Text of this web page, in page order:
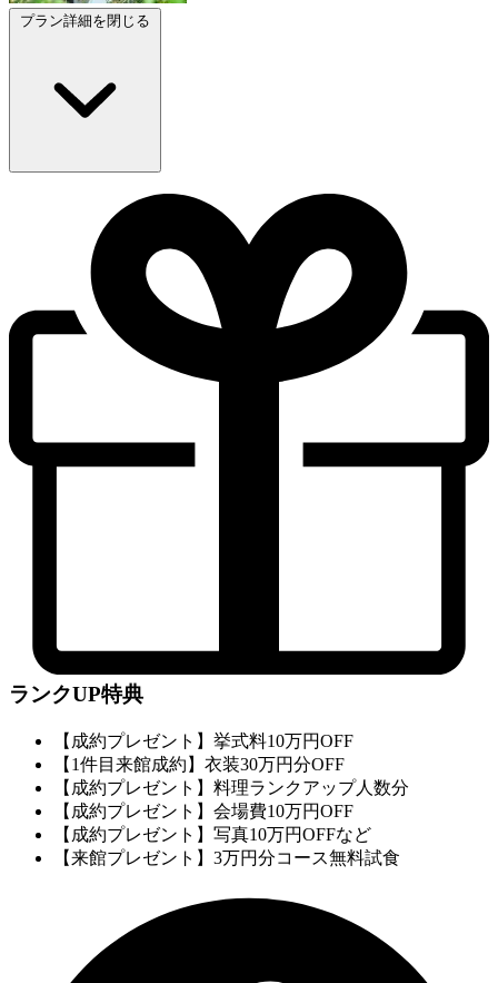
プラン詳細を閉じる
ランクUP特典
【成約プレゼント】挙式料10万円OFF
【1件目来館成約】衣装30万円分OFF
【成約プレゼント】料理ランクアップ人数分
【成約プレゼント】会場費10万円OFF
【成約プレゼント】写真10万円OFFなど
【来館プレゼント】3万円分コース無料試食